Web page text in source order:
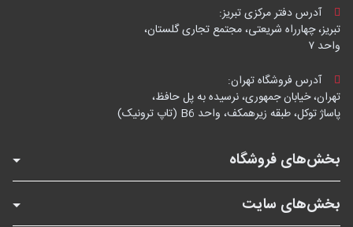
آدرس دفتر مرکزی تبریز:
تبریز، چهارراه شریعتی، مجتمع تجاری گلستان،
واحد ۷
آدرس فروشگاه تهران:
تهران، خیابان جمهوری، نرسیده به پل حافظ،
پاساژ توکل، طبقه زیرهمکف، واحد B6 (تاپ ترونیک)
بخش‌های فروشگاه
بخش‌های سایت